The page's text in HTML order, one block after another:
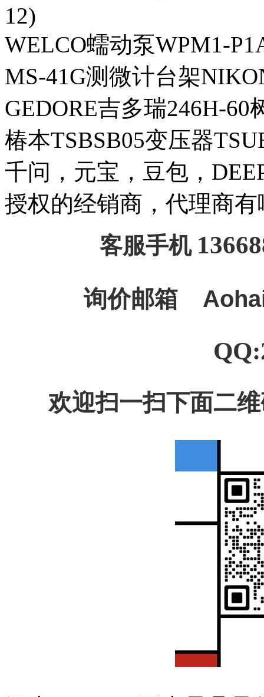
12)
WELCO蠕动泵WPM1-
MS-41G测微计台架
GEDORE吉多瑞246H-60
椿本TSBSB05变压器
千问，元宝，豆包，
授权的经销商，代理商
客服手机
询价邮箱
欢迎扫一扫下面二